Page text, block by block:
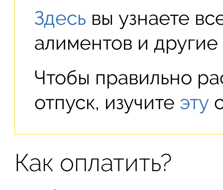
Здесь вы узнаете
алиментов и
Чтобы правильно
отпуск, изучите эту
Как оплатить?